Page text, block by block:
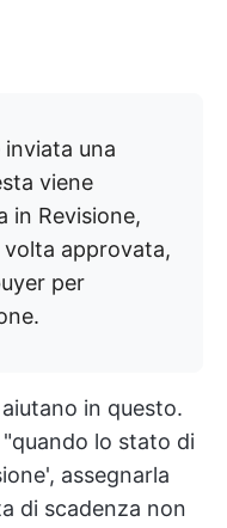
una
viene
in Revisione,
volta approvata,
per
in questo.
lo stato di
assegnarla
di scadenza non